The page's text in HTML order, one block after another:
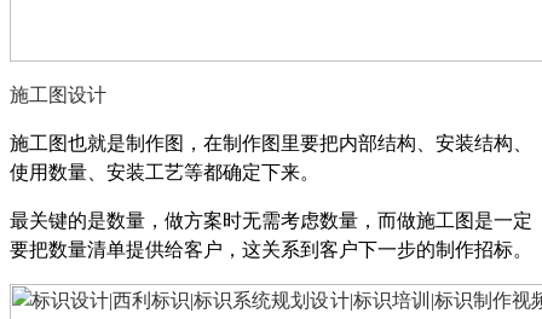
施工图设计
施工图也就是制作图，在制作图里要把内部结构、安装结构、
使用数量、安装工艺等都确定下来。
最关键的是数量，做方案时无需考虑数量，而做施工图是一定
要把数量清单提供给客户，这关系到客户下一步的制作招标。